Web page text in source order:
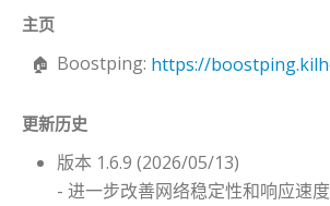
主页
Boostping:
更新历史
版本 1.6.9 (2026/05/13)
- 进一步改善网络稳定性和响应速度